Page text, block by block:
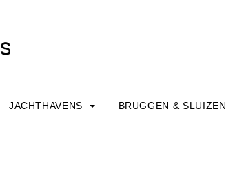
JACHTHAVENS BRUGGEN & SLUIZEN